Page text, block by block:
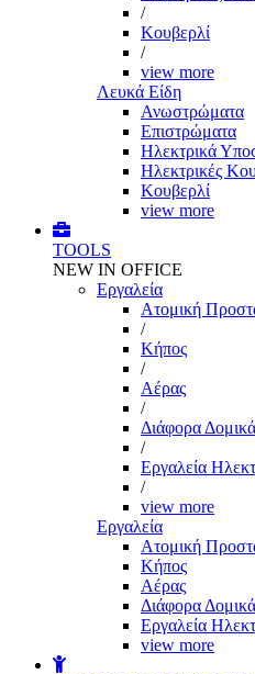
/
Κουβερλί
/
view more
Λευκά Είδη
Ανωστρώματα
Επιστρώματα
Ηλεκτρικά
Ηλεκτρικές
Κουβερλί
view more
TOOLS
NEW IN OFFICE
Εργαλεία
Aτομική
/
Kήπος
/
Αέρας
/
Διάφορα
/
Εργαλεία
/
view more
Εργαλεία
Aτομική
Kήπος
Αέρας
Διάφορα
Εργαλεία
view more